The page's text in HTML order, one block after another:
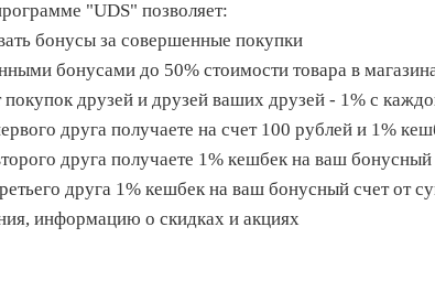
"UDS" позволяет:
бонусы за совершенные покупки
бонусами до 50% стоимости товара в
друзей и друзей ваших друзей - 1% с
друга получаете на счет 100 рублей и 1%
друга получаете 1% кешбек на ваш
друга 1% кешбек на ваш бонусный счет от
информацию о скидках и акциях